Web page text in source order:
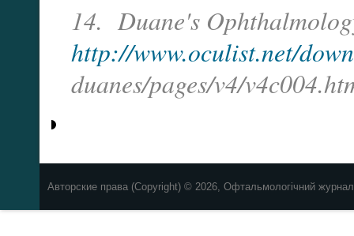
14. Duane's
http://www.oculist.net/
duanes/pages/v4/
Авторские права (Copyright) © 2026, Офтальмологічний